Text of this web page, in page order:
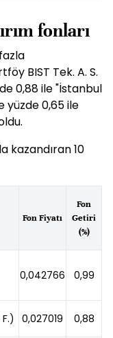
fonları
BIST Tek. A. S.
0,88 ile "İstanbul
yüzde 0,65 ile
kazandıran 10
Fon Fiyatı
Fon
Getiri
(%)
0,042766 0,99
0,027019 0,88